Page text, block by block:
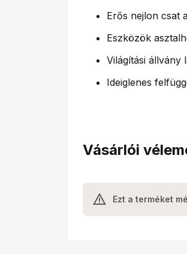
Erős nejlon csat
Eszközök
Világítási állvány
Ideiglenes
Vásárlói
Ezt a terméket